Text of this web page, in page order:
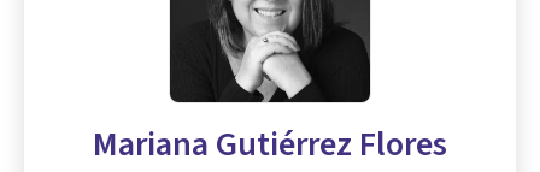
Mariana Gutiérrez Flores